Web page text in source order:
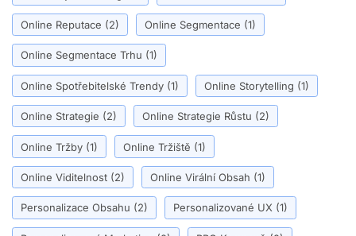
Online Reputace (2) Online Segmentace (1)
Online Segmentace Trhu (1)
Online Spotřebitelské Trendy (1) Online Storytelling (1)
Online Strategie (2) Online Strategie Růstu (2)
Online Tržby (1) Online Tržiště (1)
Online Viditelnost (2) Online Virální Obsah (1)
Personalizace Obsahu (2) Personalizované UX (1)